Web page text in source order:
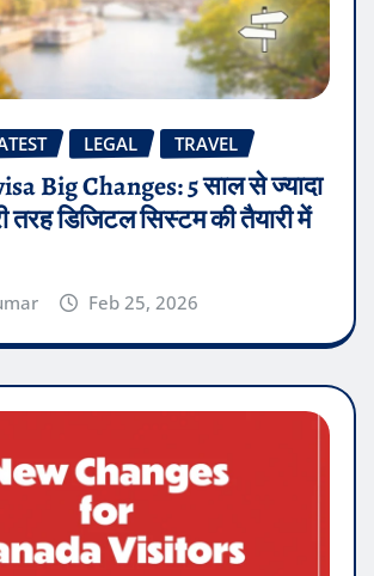
LEGAL TRAVEL
Big Changes: 5 साल से ज्यादा
तरह डिजिटल सिस्टम की तैयारी में
Feb 25, 2026